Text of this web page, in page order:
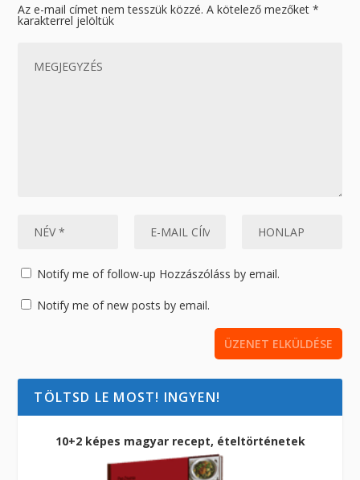
Az e-mail címet nem tesszük közzé. A kötelező mezőket*
karakterrel jelöltük
Notify me of follow-up Hozzászóláss by email.
Notify me of new posts by email.
TÖLTSD LE MOST! INGYEN!
10+2 képes magyar recept, ételtörténetek